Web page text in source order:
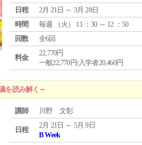
日程
2月 21日 ～ 3月 28日
時間
毎週 （火 ） 11 ：30 ～ 12 ：50
回数
全6回
料金
22,770円
一般22,770円/入学者20,460円
を読み解く～
講師 川野 文彰
日程
2月 21日 ～ 5月 9日
B Week